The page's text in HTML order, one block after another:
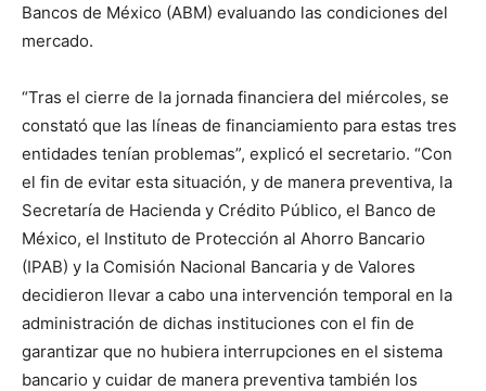
Bancos de México (ABM) evaluando las condiciones del
mercado.
“Tras el cierre de la jornada financiera del miércoles, se
constató que las líneas de financiamiento para estas tres
entidades tenían problemas”, explicó el secretario. “Con
el fin de evitar esta situación, y de manera preventiva, la
Secretaría de Hacienda y Crédito Público, el Banco de
México, el Instituto de Protección al Ahorro Bancario
(IPAB) y la Comisión Nacional Bancaria y de Valores
decidieron llevar a cabo una intervención temporal en la
administración de dichas instituciones con el fin de
garantizar que no hubiera interrupciones en el sistema
bancario y cuidar de manera preventiva también los